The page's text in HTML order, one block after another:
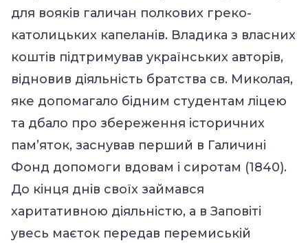
для вояків галичан полкових греко-
католицьких капеланів. Владика з власних
коштів підтримував українських авторів,
відновив діяльність братства св. Миколая,
яке допомагало бідним студентам ліцею
та дбало про збереження історичних
пам’яток, заснував перший в Галичині
Фонд допомоги вдовам і сиротам (1840).
До кінця днів своїх займався
харитативною діяльністю, а в Заповіті
увесь маєток передав перемиській